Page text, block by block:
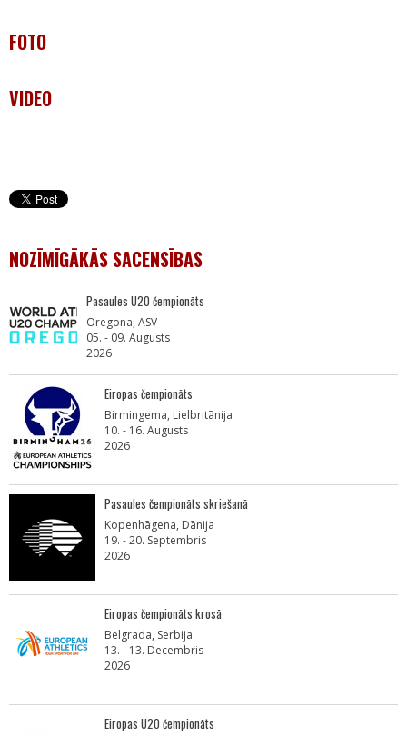
FOTO
VIDEO
NOZĪMĪGĀKĀS SACENSĪBAS
Pasaules U20 čempionāts
Oregona, ASV
05. - 09. Augusts
2026
Eiropas čempionāts
Birmingema, Lielbritānija
10. - 16. Augusts
2026
Pasaules čempionāts skriešanā
Kopenhāgena, Dānija
19. - 20. Septembris
2026
Eiropas čempionāts krosā
Belgrada, Serbija
13. - 13. Decembris
2026
Eiropas U20 čempionāts